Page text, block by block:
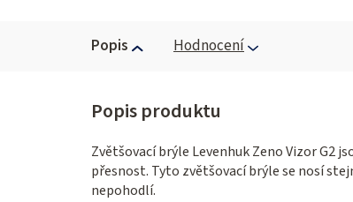
Popis Hodnocení
Zvětšovací brýle Levenhuk Zeno Vizor G2
přesnost. Tyto zvětšovací brýle se nosí
nepohodlí.